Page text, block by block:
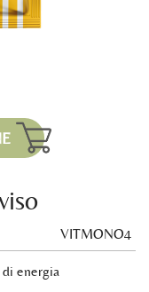
VITMONO4
energia